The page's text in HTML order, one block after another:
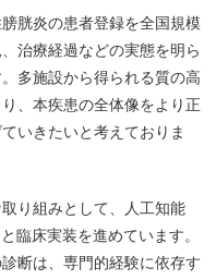
胱炎の患者登録を全国規模
治療経過などの実態を明ら
多施設から得られる質の高
、本疾患の全体像をより正
いきたいと考えておりま
り組みとして、人工知能
臨床実装を進めています。
断は、専門的経験に依存す